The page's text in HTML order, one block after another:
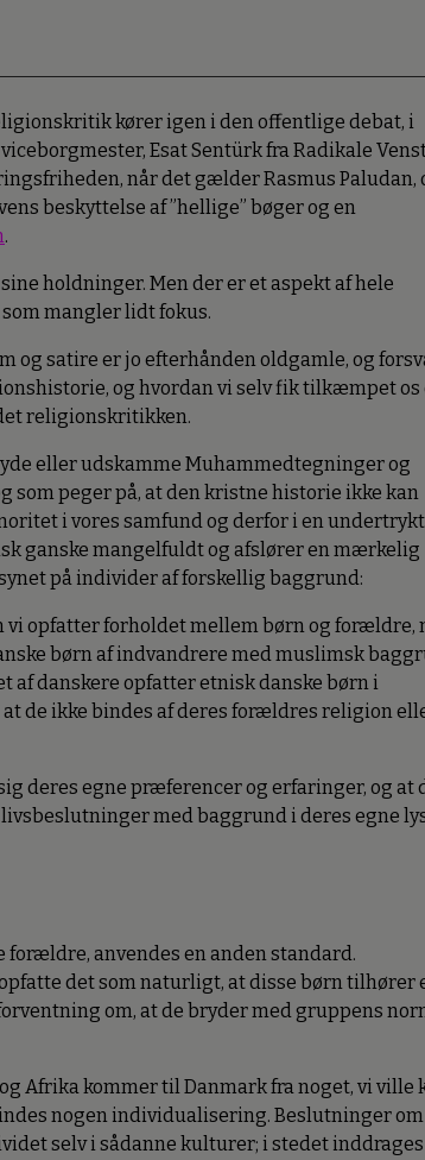
kører igen i den offentlige debat, i
Esat Sentürk fra Radikale
når det gælder Rasmus Paludan,
beskyttelse af ”hellige” bøger og en
.
holdninger. Men der er et aspekt af hele
mangler lidt fokus.
og satire er jo efterhånden oldgamle, og
og hvordan vi selv fik tilkæmpet os
religionskritikken.
eller udskamme Muhammedtegninger og
som peger på, at den kristne historie ikke kan
i vores samfund og derfor i en undertrykt
ganske mangelfuldt og afslører en mærkelig
på individer af forskellig baggrund:
vi opfatter forholdet mellem børn og forældre,
børn af indvandrere med muslimsk
af danskere opfatter etnisk danske børn i
de ikke bindes af deres forældres religion
deres egne præferencer og erfaringer, og at
med baggrund i deres egne
anvendes en anden standard.
det som naturligt, at disse børn tilhører
om, at de bryder med gruppens
Afrika kommer til Danmark fra noget, vi ville
nogen individualisering. Beslutninger om
selv i sådanne kulturer; i stedet inddrages